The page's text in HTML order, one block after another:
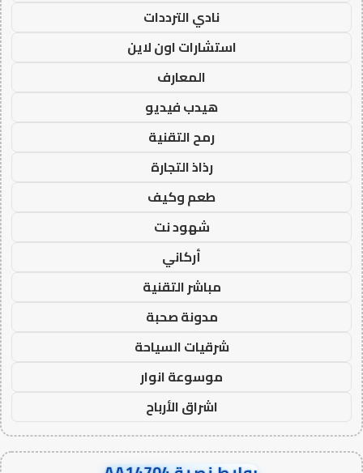
نادي الترددات
استشارات اون لاين
المعارف
هيدب فيديو
رمح التقنية
رذاذ التجارة
طعم وكيف
شهود نت
أركاني
مباشر التقنية
مدونة صحبة
شرقيات السياحة
موسوعة انوار
اشراق الأرباح